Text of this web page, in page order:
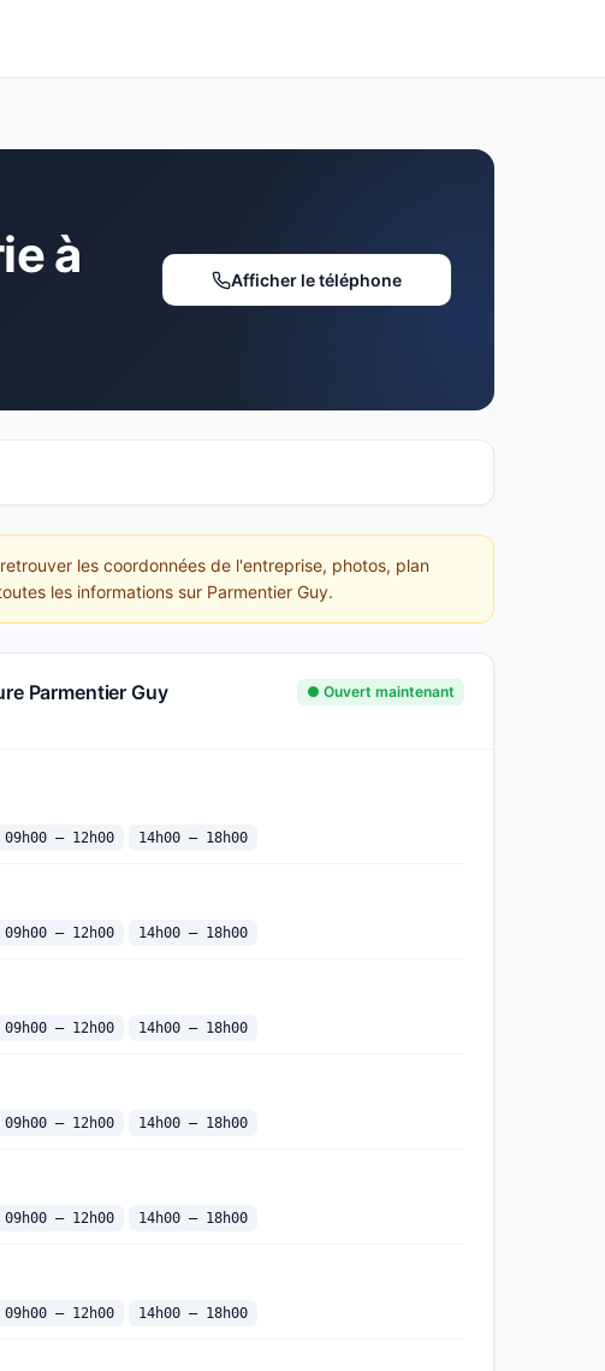
à
Afficher le téléphone
les coordonnées de l'entreprise, photos, plan
les informations sur Parmentier Guy.
Parmentier Guy ● Ouvert maintenant
09h00 — 12h00 14h00 — 18h00
09h00 — 12h00 14h00 — 18h00
09h00 — 12h00 14h00 — 18h00
09h00 — 12h00 14h00 — 18h00
09h00 — 12h00 14h00 — 18h00
09h00 — 12h00 14h00 — 18h00